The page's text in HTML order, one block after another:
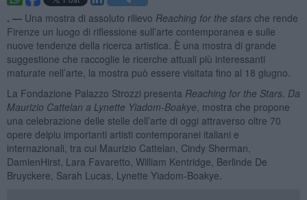
. — Una mostra di assoluto rilievo Reaching for the stars che rende
Firenze un luogo di riflessione sull’arte contemporanea e sulle
nuove tendenze della ricerca artistica. È una mostra di grande
suggestione che raccoglie le ricerche attuali più interessanti
maturate nell’arte, la mostra può essere visitata fino al 18 giugno.
La Fondazione Palazzo Strozzi presenta Reaching for the Stars. Da
Maurizio Cattelan a Lynette Yiadom-Boakye , mostra che propone
una celebrazione delle stelle dell’arte di oggi attraverso oltre 70
opere deipiu importanti artisti contemporanei italiani e
internazionali, tra cui Maurizio Cattelan, Cindy Sherman,
DamienHirst, Lara Favaretto, William Kentridge, Berlinde De
Bruyckere, Sarah Lucas, Lynette Yiadom-Boakye.